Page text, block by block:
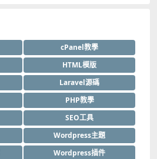
cPanel教學
HTML模版
Laravel源碼
PHP教學
SEO工具
Wordpress主題
Wordpress插件